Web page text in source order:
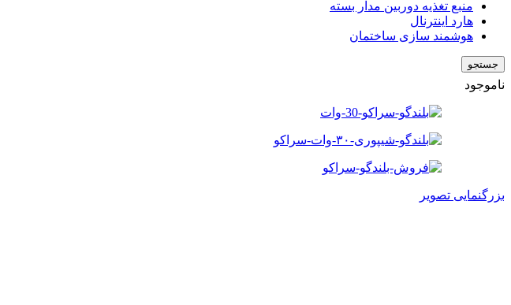
منبع تغذیه دوربین مدار بسته
هارد اینترنال
هوشمند سازی ساختمان
جستجو
ناموجود
بزرگنمایی تصویر